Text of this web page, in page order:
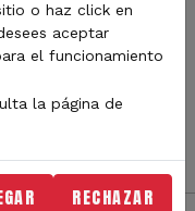
de MotorLand
eventos,
del circuito y
tipo de contenido y
o haz click en
aceptar
el funcionamiento
la página de
RECHAZAR